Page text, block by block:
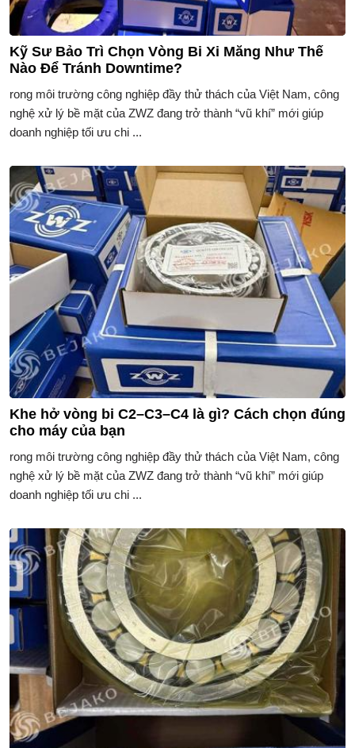
Kỹ Sư Bảo Trì Chọn Vòng Bi Xi Măng Như Thế
Nào Để Tránh Downtime?
rong môi trường công nghiệp đầy thử thách của Việt Nam, công
nghệ xử lý bề mặt của ZWZ đang trở thành “vũ khí” mới giúp
doanh nghiệp tối ưu chi ...
Khe hở vòng bi C2–C3–C4 là gì? Cách chọn đúng
cho máy của bạn
rong môi trường công nghiệp đầy thử thách của Việt Nam, công
nghệ xử lý bề mặt của ZWZ đang trở thành “vũ khí” mới giúp
doanh nghiệp tối ưu chi ...